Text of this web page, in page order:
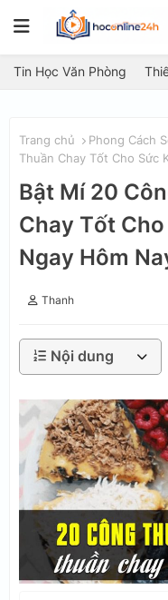
Tin Học Văn Phòng
Trang chủ Phong Cách
Thuần Chay Tốt Cho Sức
Bật Mí 20
Chay Tốt
Ngay Hôm
Thanh
Nội dung